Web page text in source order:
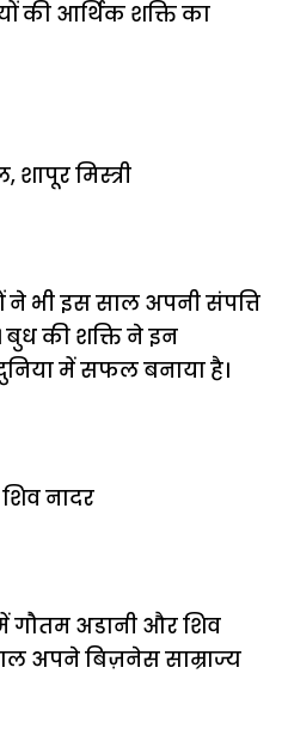
की आर्थिक शक्ति का
शापूर मिस्त्री
ने भी इस साल अपनी संपत्ति
बुध की शक्ति ने इन
में सफल बनाया है।
नादर
गौतम अडानी और शिव
अपने बिज़नेस साम्राज्य